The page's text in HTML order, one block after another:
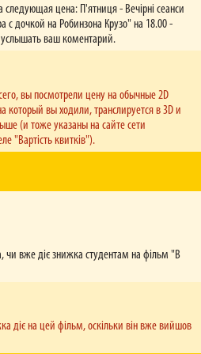
следующая цена: П'ятниця - Вечірні сеанси
с дочкой на Робинзона Крузо" на 18.00 -
услышать ваш коментарий.
вы посмотрели цену на обычные 2D
который вы ходили, транслируется в 3D и
(и тоже указаны на сайте сети
"Вартість квитків").
чи вже діє знижка студентам на фільм "В
діє на цей фільм, оскільки він вже вийшов